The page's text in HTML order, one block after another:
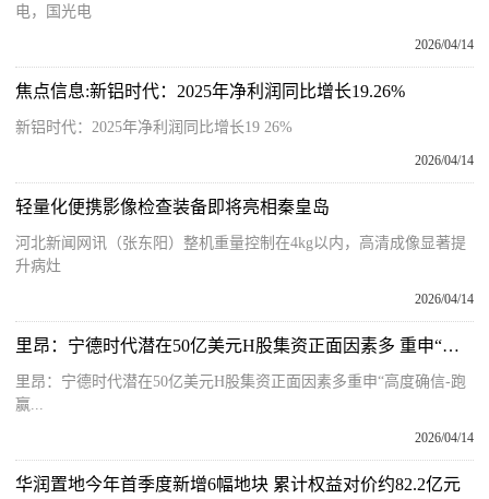
电，国光电
2026/04/14
焦点信息:新铝时代：2025年净利润同比增长19.26%
新铝时代：2025年净利润同比增长19 26%
2026/04/14
轻量化便携影像检查装备即将亮相秦皇岛
河北新闻网讯（张东阳）整机重量控制在4kg以内，高清成像显著提
升病灶
2026/04/14
里昂：宁德时代潜在50亿美元H股集资正面因素多 重申“高度确信-跑赢大市”评级
里昂：宁德时代潜在50亿美元H股集资正面因素多重申“高度确信-跑
赢...
2026/04/14
华润置地今年首季度新增6幅地块 累计权益对价约82.2亿元